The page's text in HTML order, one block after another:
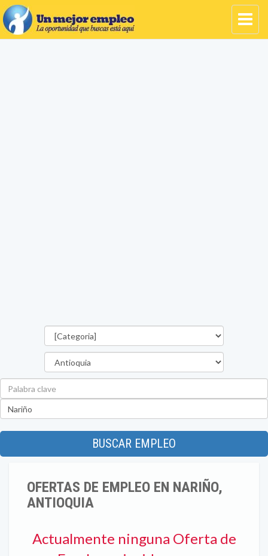
BUSCAR EMPLEO
OFERTAS DE EMPLEO EN NARIÑO,
ANTIOQUIA
Actualmente ninguna Oferta de